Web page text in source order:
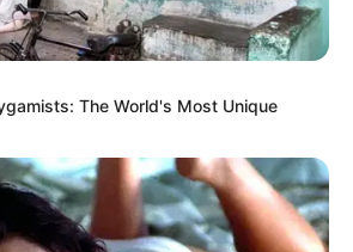
video puede verse en el canal
Jorge Pabuena Oficial.
solo celebra una canción que marcó
confirma el compromiso de
la preservación y evolución del
que las leyendas siguen vivas
el alma.
The World's Most Unique